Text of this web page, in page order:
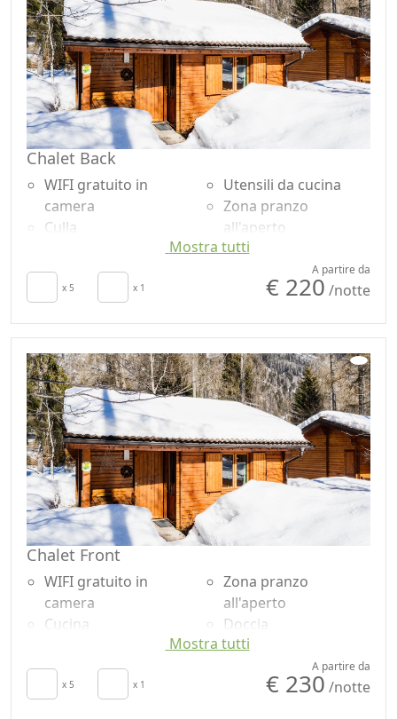
Chalet Back
WIFI gratuito in
camera
Culla
Asciugacapelli
Patio
Tavolo da pranzo
Seggiolone
Utensili da cucina
Zona pranzo
all'aperto
Doccia
Vista Montagna
Vista panoramica
Smart TV
Mostra tutti
x 5 x 1
A partire da
€ 220 /notte
Chalet Front
WIFI gratuito in
camera
Cucina
Patio
Stendibiancheria
Zona pranzo
all'aperto
Doccia
Giardino
Vista Montagna
Vista giardino
Mostra tutti
x 5 x 1
A partire da
€ 230 /notte